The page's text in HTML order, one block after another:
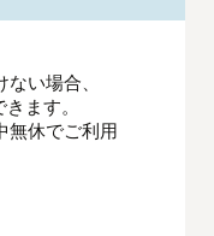
い場合、
ます。
無休でご利用